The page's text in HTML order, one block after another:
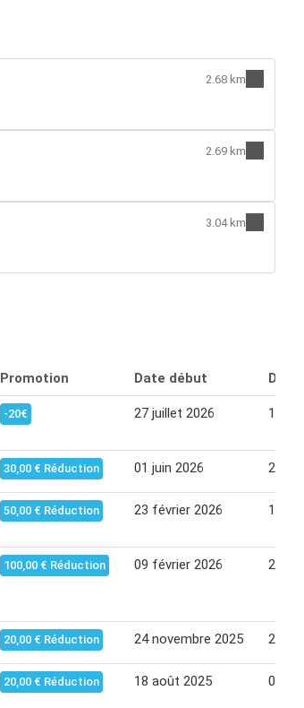
2.68 km
2.69 km
3.04 km
Promotion Date début Date
-20€ 27 juillet 2026 15
30,00 € Réduction 01 juin 2026 20
50,00 € Réduction 23 février 2026 14
100,00 € Réduction 09 février 2026 21
20,00 € Réduction 24 novembre 2025 20
20,00 € Réduction 18 août 2025 06